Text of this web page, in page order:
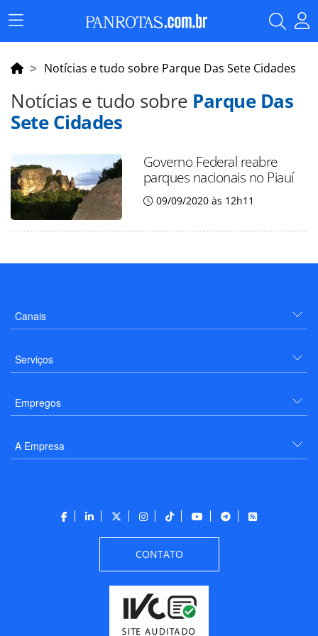
Menu
Principal
Notícias e tudo sobre Parque Das Sete Cidades
Notícias e tudo sobre Parque Das
Sete Cidades
Governo Federal reabre
parques nacionais no Piauí
09/09/2020 às 12h11
Canais
Serviços
Empregos
A Empresa
CONTATO